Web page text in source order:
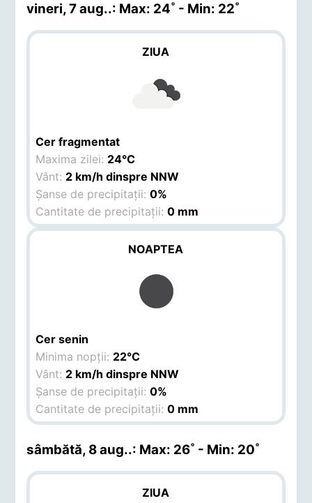
vineri, 7 aug..: Max: 24˚ - Min: 22˚
ZIUA
Cer fragmentat
Maxima zilei: 24°C
Vânt: 2 km/h dinspre NNW
Șanse de precipitații:0%
Cantitate de precipitații:0 mm
NOAPTEA
Cer senin
Minima nopții: 22°C
Vânt: 2 km/h dinspre NNW
Șanse de precipitații:0%
Cantitate de precipitații:0 mm
sâmbătă, 8 aug..: Max: 26˚ - Min: 20˚
ZIUA